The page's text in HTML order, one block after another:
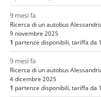
9 mesi fa
Ricerca di un autobus
9 novembre 2025
1 partenze disponibili, tariffa da
9 mesi fa
Ricerca di un autobus
4 dicembre 2025
1 partenze disponibili, tariffa da